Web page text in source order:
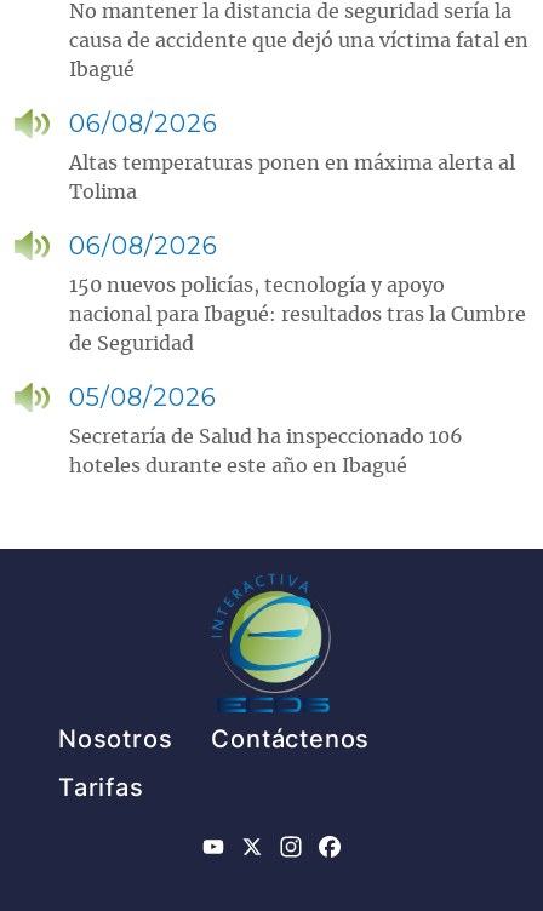
No mantener la distancia de seguridad sería la
causa de accidente que dejó una víctima fatal en
Ibagué
06/08/2026
Altas temperaturas ponen en máxima alerta al
Tolima
06/08/2026
150 nuevos policías, tecnología y apoyo
nacional para Ibagué: resultados tras la Cumbre
de Seguridad
05/08/2026
Secretaría de Salud ha inspeccionado 106
hoteles durante este año en Ibagué
Pie de página
Nosotros
Contáctenos
Tarifas
YouTube
X Instagram